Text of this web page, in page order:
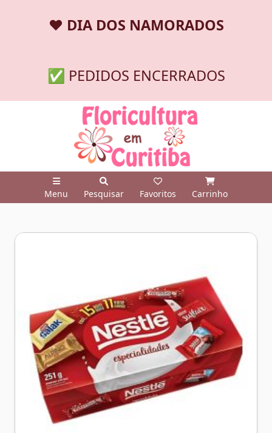
❤️ DIA DOS NAMORADOS
✅ PEDIDOS ENCERRADOS
Menu Pesquisar Favoritos Carrinho